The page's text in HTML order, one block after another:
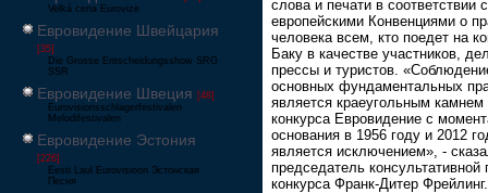
Velká cena Eurovize
Евровидение Швейцария
[35]
Die Grosse Entscheidungsshow SRG
SSR
Евровидение Швеция [48]
Eurovisionsschlagerfestivalen
Melodifestivalen
Евровидение Эстония
[226]
Eesti Laul Eurovisioon Эстонская
Песня
слова и печати в соответствии с
европейскими Конвенциями о
человека всем, кто поедет на
Баку в качестве участников,
прессы и туристов.
основных фундаментальных
является краеугольным камнем
конкурса Евровидение с
основания в 1956 году и 2012
является исключением», -
председатель консультативной
конкурса Франк-Дитер Фрейлинг.